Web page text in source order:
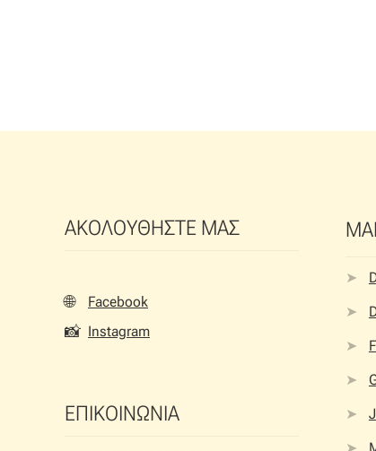
ΑΚΟΛΟΥΘΗΣΤΕ ΜΑΣ
🌐 Facebook
📸 Instagram
ΕΠΙΚΟΙΝΩΝΙΑ